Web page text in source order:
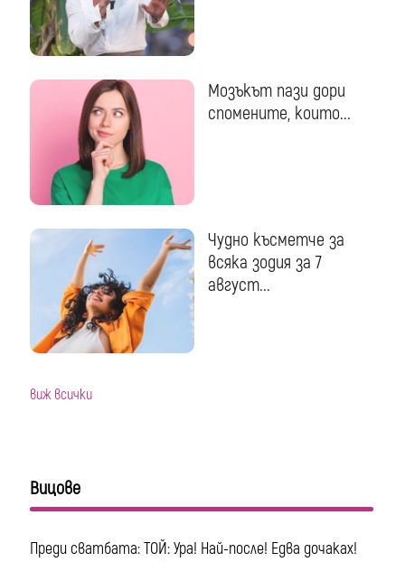
Мозъкът пази дори
спомените, които...
Чудно късметче за
всяка зодия за 7
август...
виж всички
Вицове
Преди сватбата: ТОЙ: Ура! Най-после! Едва дочаках!